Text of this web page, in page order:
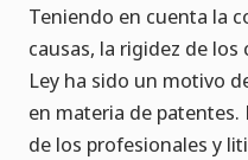
Teniendo en cuenta la
causas, la rigidez de
Ley ha sido un motivo
en materia de
de los profesionales y